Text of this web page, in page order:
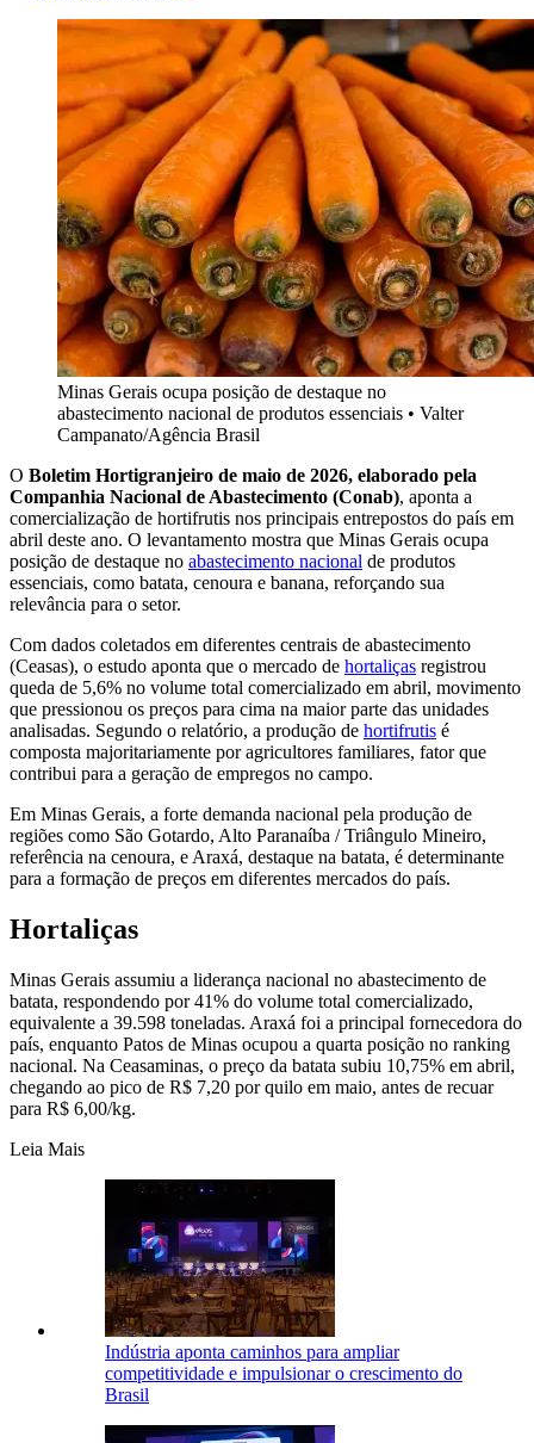
Minas Gerais ocupa posição de destaque no
abastecimento nacional de produtos essenciais • Valter
Campanato/Agência Brasil
O Boletim Hortigranjeiro de maio de 2026, elaborado pela
Companhia Nacional de Abastecimento (Conab), aponta a
comercialização de hortifrutis nos principais entrepostos do país em
abril deste ano. O levantamento mostra que Minas Gerais ocupa
posição de destaque no abastecimento nacional de produtos
essenciais, como batata, cenoura e banana, reforçando sua
relevância para o setor.
Com dados coletados em diferentes centrais de abastecimento
(Ceasas), o estudo aponta que o mercado de hortaliças registrou
queda de 5,6% no volume total comercializado em abril, movimento
que pressionou os preços para cima na maior parte das unidades
analisadas. Segundo o relatório, a produção de hortifrutis é
composta majoritariamente por agricultores familiares, fator que
contribui para a geração de empregos no campo.
Em Minas Gerais, a forte demanda nacional pela produção de
regiões como São Gotardo, Alto Paranaíba / Triângulo Mineiro,
referência na cenoura, e Araxá, destaque na batata, é determinante
para a formação de preços em diferentes mercados do país.
Hortaliças
Minas Gerais assumiu a liderança nacional no abastecimento de
batata, respondendo por 41% do volume total comercializado,
equivalente a 39.598 toneladas. Araxá foi a principal fornecedora do
país, enquanto Patos de Minas ocupou a quarta posição no ranking
nacional. Na Ceasaminas, o preço da batata subiu 10,75% em abril,
chegando ao pico de R$ 7,20 por quilo em maio, antes de recuar
para R$ 6,00/kg.
Leia Mais
Indústria aponta caminhos para ampliar
competitividade e impulsionar o crescimento do
Brasil